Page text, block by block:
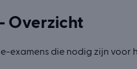
Overzicht
examens die nodig zijn voor